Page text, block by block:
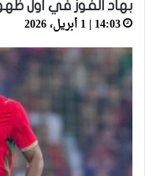
بهاد الفوز في أول
14:03 | 1 أبريل، 2026